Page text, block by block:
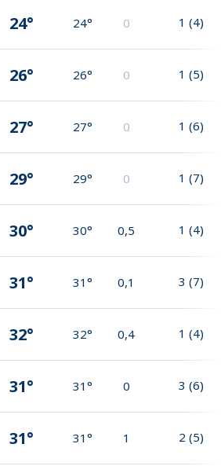
24° 24° 0 1 (4)
26° 26° 0 1 (5)
27° 27° 0 1 (6)
29° 29° 0 1 (7)
30° 30° 0,5 1 (4)
31° 31° 0,1 3 (7)
32° 32° 0,4 1 (4)
31° 31° 0 3 (6)
31° 31° 1 2 (5)